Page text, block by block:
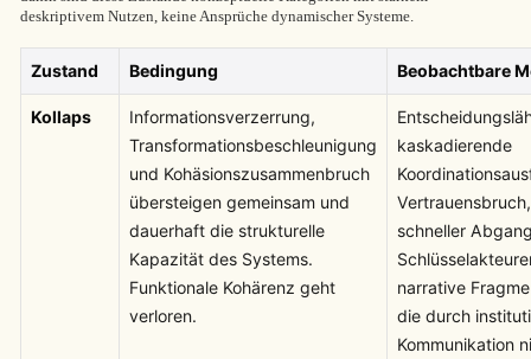
deskriptivem Nutzen, keine Ansprüche dynamischer Systeme.
Zustand Bedingung Beobachtbare
Kollaps
Informationsverzerrung,
Transformationsbeschleunigung
und Kohäsionszusammenbruch
übersteigen gemeinsam und
dauerhaft die strukturelle
Kapazität des Systems.
Funktionale Kohärenz geht
verloren.
kaskadierende
Vertrauensbruch,
schneller
narrative
die durch
Kommunikation